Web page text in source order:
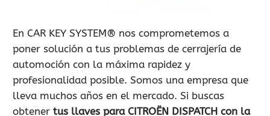
En CAR KEY SYSTEM® nos comprometemos a
poner solución a tus problemas de cerrajería de
automoción con la máxima rapidez y
profesionalidad posible. Somos una empresa que
lleva muchos años en el mercado. Si buscas
obtener tus llaves para CITROËN DISPATCH con la